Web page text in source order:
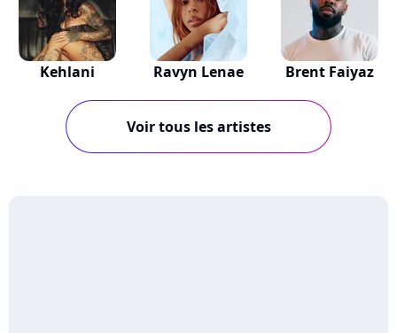
Kehlani Ravyn Lenae Brent Faiyaz
Voir tous les artistes